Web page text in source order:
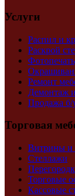
Услуги
Распил и
Раскрой
Ремонт
Демонтаж
Продажа б/
Торговая
Витрины и
Стеллажи
Торговые
Кассовые